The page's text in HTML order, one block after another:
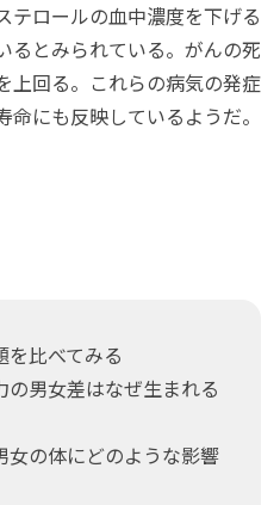
テロールの血中濃度を下げる
るとみられている。がんの死
上回る。これらの病気の発症
にも反映しているようだ。
比べてみる
男女差はなぜ生まれる
の体にどのような影響